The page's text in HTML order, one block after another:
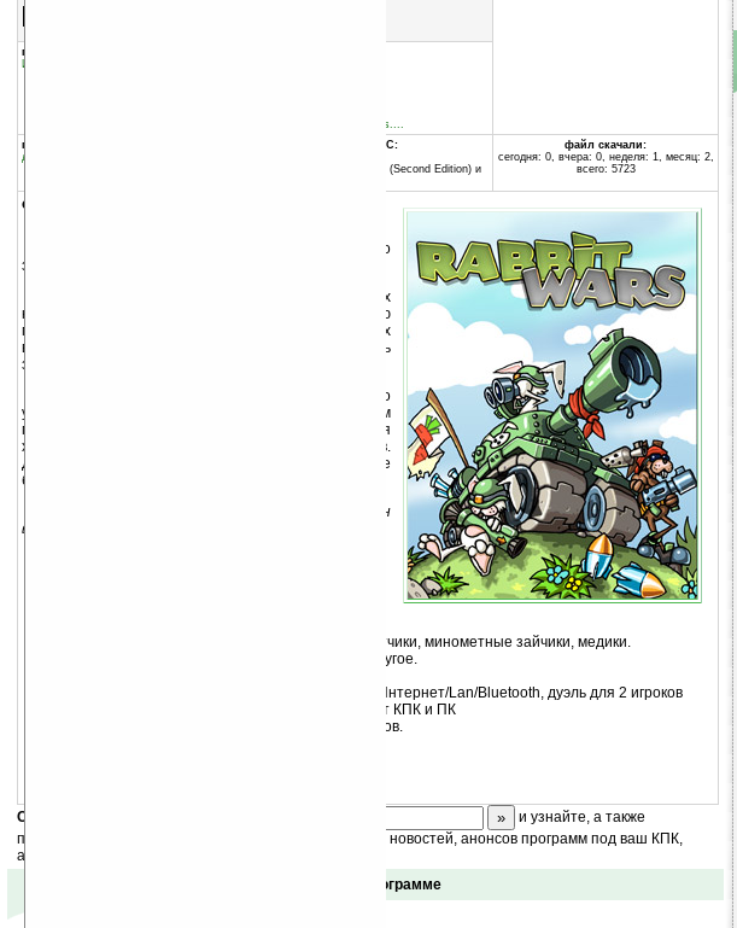
группы программы:
Игры
ppc_help@aimproductions....
программа:
демоверсия
совместима с Pocket PC:
Windows Mobile 2003 SE (Second Edition) и
файл скачали:
сегодня: 0, вчера: 0, неделя: 1, месяц: 2,
всего: 5723
описание:
Пора узнать, кто реальный кролик, а кто
зайчишка!
В этой игре вы поведете армию «голодных
кроликов», которые будут бороться за последнюю
морковь. Ваша задача искать и уничтожать всех
враждебных кроликов на вашей территории и вновь
завоевывать земли, которые вы могли потерять!
Единственный путь одержать победу, это
узнать сильные и слабые стороны ваших войск. Вам
может пригодиться любая грязная тактическая
хитрость, чтобы обмануть ваших противников.
Думайте быстро, действуйте жестко, заложников не
брать!
Это — грязная война, но кто-то должен
воевать...
Много различных юнитов: пехота, гранатометчики, минометные зайчики, медики.
Много техники: танки, джипы, мотоциклы и другое.
Многопользовательский режим до 4 игроков Интернет/Lan/Bluetooth, дуэль для 2 игроков
Многопользовательский режим поддерживает КПК и ПК
Смешные и остроумные комментарии кроликов.
Скоро
и узнайте, а также
получайте ежедневный или еженедельный дайджест новостей, анонсов программ под ваш КПК,
акций сайта на ваш почтовый ящик.
Отзывы о программе